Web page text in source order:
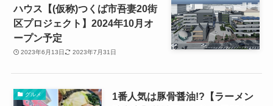
ハウス【(仮称)つくば市吾妻20街
区プロジェクト】2024年10月オ
ープン予定
2023年6月13日 2023年7月31日
グルメ
1番人気は豚骨醤油!?【ラーメン